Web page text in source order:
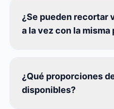
¿Se pueden recortar
a la vez con la
¿Qué proporciones
disponibles?